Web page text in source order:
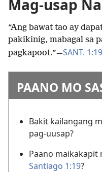
Mag-usap
“Ang bawat tao ay
pakikinig, mabagal sa
pagkapoot.”—SANT. 1:19
PAANO MO
Bakit kailangang
pag-uusap?
Paano maikakapit
Santiago 1:19?